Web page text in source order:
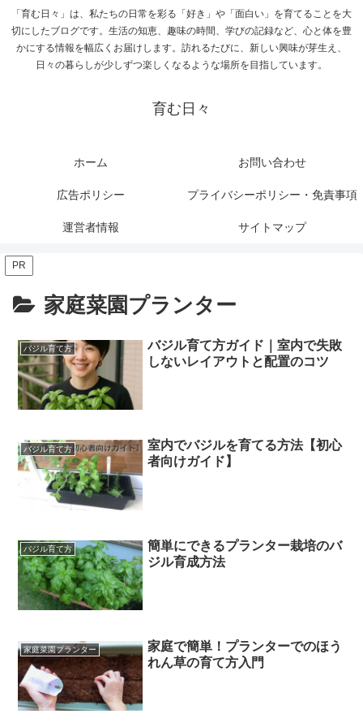
「育む日々」は、私たちの日常を彩る「好き」や「面白い」を育てることを大
切にしたブログです。生活の知恵、趣味の時間、学びの記録など、心と体を豊
かにする情報を幅広くお届けします。訪れるたびに、新しい興味が芽生え、
日々の暮らしが少しずつ楽しくなるような場所を目指しています。
育む日々
ホーム お問い合わせ
広告ポリシー プライバシーポリシー・免責事項
運営者情報 サイトマップ
PR
家庭菜園プランター
バジル育て方
バジル育て方ガイド｜室内で失敗
しないレイアウトと配置のコツ
バジル育て方
室内でバジルを育てる方法【初心
者向けガイド】
バジル育て方
簡単にできるプランター栽培のバ
ジル育成方法
家庭菜園プランター
家庭で簡単！プランターでのほう
れん草の育て方入門